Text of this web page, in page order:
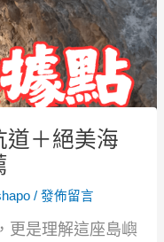
道＋絕美海
/發佈留言
更是理解這座島嶼